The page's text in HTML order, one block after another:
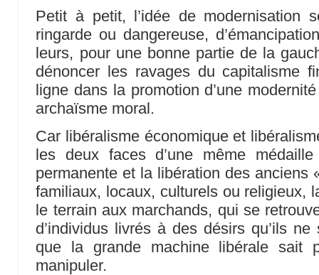
Petit à petit, l’idée de modernisation
ringarde ou dangereuse,
leurs, pour une bonne partie de la
dénoncer les ravages du capitalisme
ligne dans la promotion d’une
archaïsme moral.
Car libéralisme économique et
les deux faces d’une même
permanente et la libération des anciens
familiaux, locaux, culturels ou religieux,
le terrain aux marchands, qui se
d’individus livrés à des désirs qu’ils
que la grande machine libérale sait
manipuler.